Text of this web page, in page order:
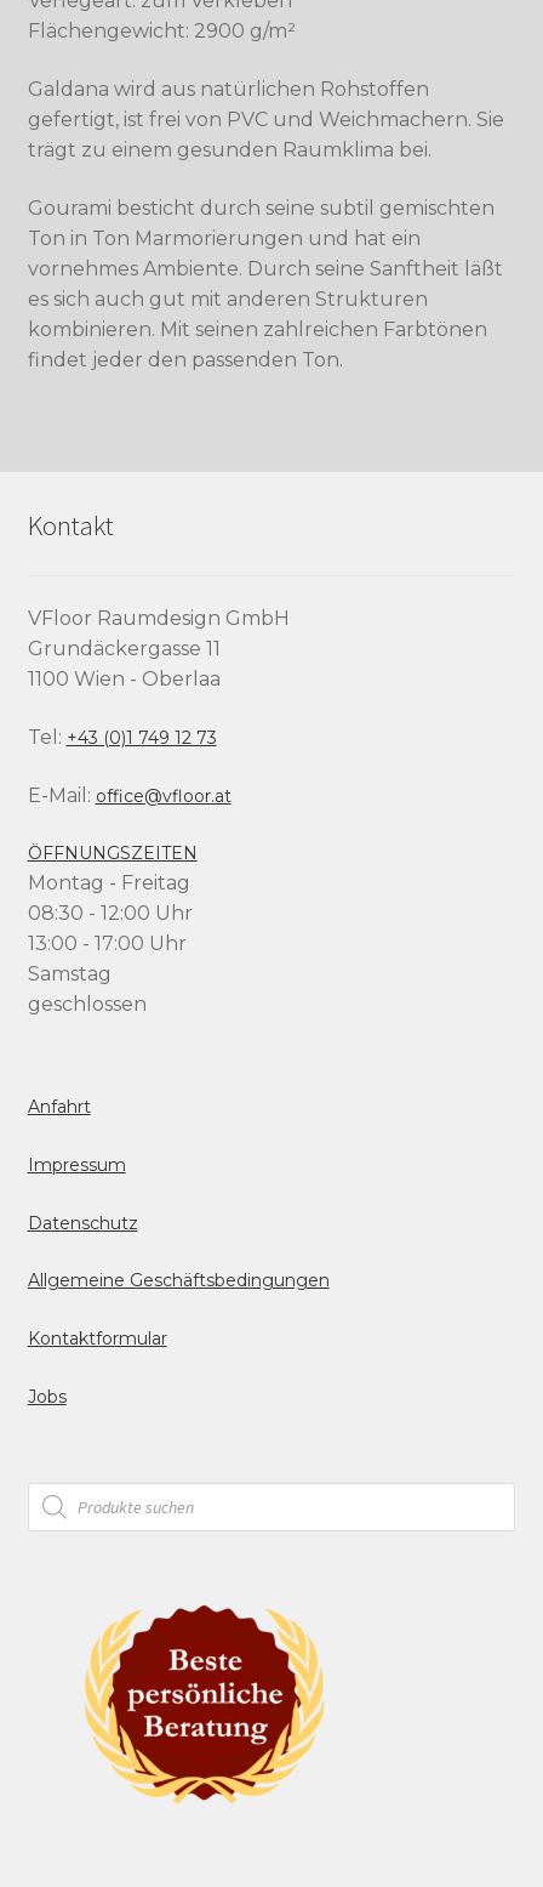
Flächengewicht: 2900 g/m²
Galdana wird aus natürlichen Rohstoffen
gefertigt, ist frei von PVC und Weichmachern. Sie
trägt zu einem gesunden Raumklima bei.
Gourami besticht durch seine subtil gemischten
Ton in Ton Marmorierungen und hat ein
vornehmes Ambiente. Durch seine Sanftheit läßt
es sich auch gut mit anderen Strukturen
kombinieren. Mit seinen zahlreichen Farbtönen
findet jeder den passenden Ton.
Kontakt
VFloor Raumdesign GmbH
Grundäckergasse 11
1100 Wien - Oberlaa
Tel: +43 (0)1 749 12 73
E-Mail: office@vfloor.at
ÖFFNUNGSZEITEN
Montag - Freitag
08:30 - 12:00 Uhr
13:00 - 17:00 Uhr
Samstag
geschlossen
Anfahrt
Impressum
Datenschutz
Allgemeine Geschäftsbedingungen
Kontaktformular
Jobs
Products
search